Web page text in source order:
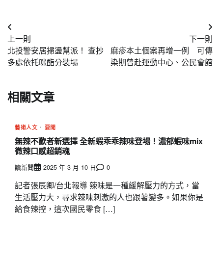
文
章
導
上一則
北投警安居掃盪幫派！ 查抄
多處依托咪酯分裝場
下一則
麻疹本土個案再增一例 可傳
染期曾赴運動中心、公民會館
相關文章
藝術人文 要聞
無辣不歡者新選擇 全新蝦乖乖辣味登場！濃郁蝦味mix
微辣口感超銷魂
讀新聞 2025 年 3 月 10 日 0
記者張辰卿/台北報導 辣味是一種緩解壓力的方式，當
生活壓力大，尋求辣味刺激的人也跟著變多。如果你是
給食辣控，這次國民零食 […]